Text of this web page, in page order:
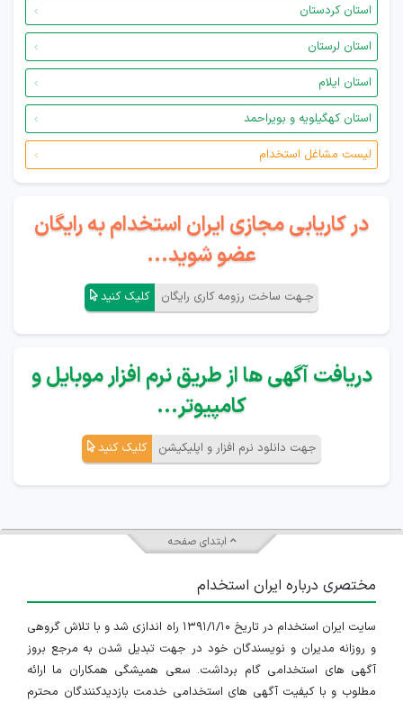
استان کردستان
استان لرستان
استان ایلام
استان کهگیلویه و بویراحمد
لیست مشاغل استخدام
در کاریابی مجازی ایران استخدام به رایگان
عضو شوید...
جـهت ساخت رزومه کاری رایگان کلیک کنید
دریافت آگهی ها از طریق نرم افزار موبایل و
کامپیوتر...
جهت دانلود نرم افزار و اپلیکیشن کلیک کنید
ابتدای صفحه
مختصری درباره ایران استخدام
سایت ایران استخدام در تاریخ ۱۳۹۱/۱/۱۰ راه اندازی شد و با تلاش گروهی
و روزانه مدیران و نویسندگان خود در جهت تبدیل شدن به مرجع بروز
آگهی های استخدامی گام برداشت. سعی همیشگی همکاران ما ارائه
مطلوب و با کیفیت آگهی های استخدامی خدمت بازدیدکنندگان محترم